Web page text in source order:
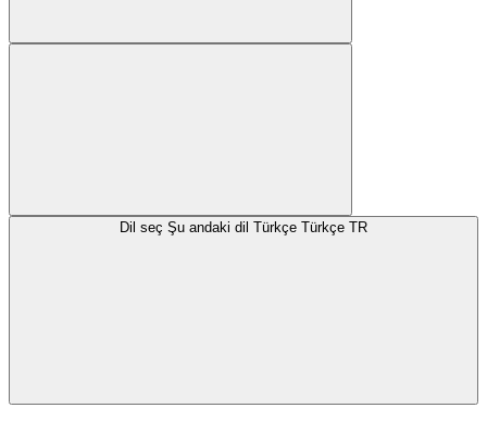
Dil seç Şu andaki dil Türkçe Türkçe TR